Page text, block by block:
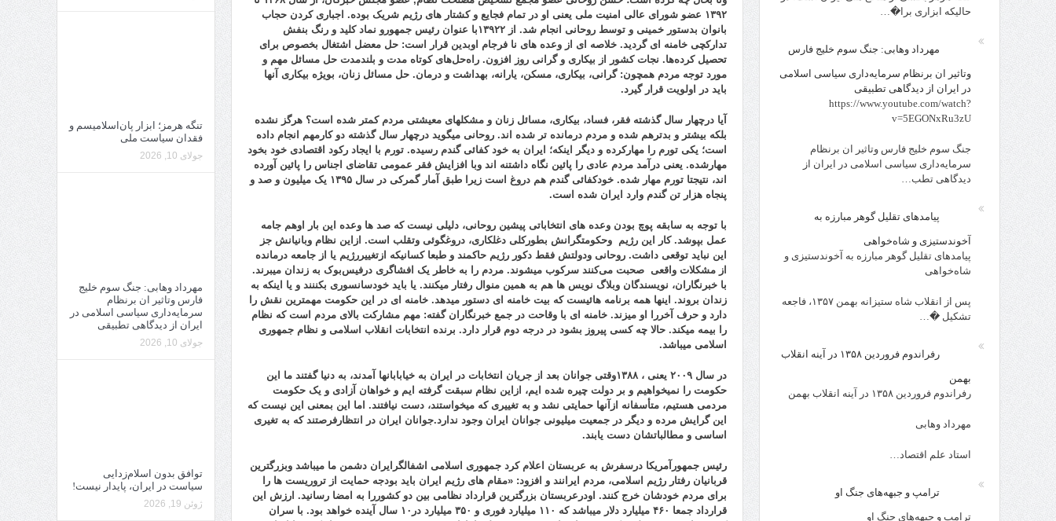
۱۳۹۲ عضو شورای عالی امنیت ملی یعنی او در تمام فجایع و کشتار های رژیم شریک بوده. اجباری کردن حجاب
بانوان بدستور خمینی و توسط روحانی انجام شد. از ۱۳۹۲۲با عنوان رئیس جمهورو نماد کلید و رنگ بنفش
تدارکچی خامنه ای گردید. خلاصه ای از وعده های نا فرجام اوبدین قرار است: حل معضل اشتغال بخصوص برای
تحصیل‌ کرده‌ها. نجات کشور از بیکاری و گرانی روز افزون. راه‌حل‌های کوتاه ‌مدت و بلندمدت حل مسائل مهم و
مورد توجه مردم همچون: گرانی، بیکاری، مسکن، یارانه، بهداشت و درمان. حل مسائل زنان، بویژه بیکاری آنها
باید در اولویت قرار گیرد.
یا درچهار سال گذشته فقر، فساد، بیکاری، مسائل زنان و مشکلهای معیشتی مردم کمتر شده است؟ هرگز نشده
بلکه بیشتر و بدترهم شده و مردم درمانده تر شده اند. روحانی میگوید درچهار سال گذشته دو کارمهم انجام داده
است؛ یکی تورم را مهارکرده و دیگر اینکه؛ ایران به خود کفائی گندم رسیده. تورم با ایجاد رکود اقتصادی خود بخود
مهارشده. یعنی درآمد مردم عادی را پائین نگاه داشتنه اند وبا افزایش فقر عمومی تقاضای اجناس را پائین آورده
اند، نتیجتا تورم مهار شده. خودکفائی گندم هم دروغ است زیرا طبق آمار گمرکی در سال ۱۳۹۵ یک میلیون و صد و
پنجاه هزار تن گندم وارد ایران شده است.
با توجه به سابقه پوچ بودن وعده های انتخاباتی پیشین روحانی، دلیلی نیست که صد ها وعده این بار اوهم جامه
عمل بپوشد. کار این رژیم وحکومتگرانش بطورکلی دغلکاری، دروغگوئی وتقلب است. ازاین نظام وبانیانش جز
این نباید توقعی داشت. روحانی ودولتش فقط دکور رژیم حاکمند و طبعا کسانیکه ازتغییررژیم یا از جامعه درمانده
از مشکلات واقعی صحبت می‌کنند سرکوب میشوند. مردم را به ‌خاطر یک افشاگری درفیس‌بوک به زندان میبرند.
با خبرنگاران، نویسندگان وبلاگ نویس ها هم به همین منوال رفتار میکنند. یا باید خودسانسوری بکننند و یا اینکه به
زندان بروند. اینها همه برنامه هائیست که بیت خامنه ای دستور میدهد. خامنه ای در این حکومت مهمترین نقش را
دارد و حرف آخررا او میزند. خامنه ای با وقاحت در جمع خبرنگاران گفته: مهم مشارکت بالای مردم است که نظام
را بیمه میکند. حالا چه کسی پیروز بشود در درجه دوم قرار دارد. برنده انتخابات انقلاب اسلامی و نظام جمهوری
اسلامی میباشد.
در سال ۲۰۰۹ یعنی ، ۱۳۸۸وقتی جوانان بعد از جریان انتخابات در ایران به خیابابانها آمدند، به دنیا گفتند ما این
حکومت را نمیخواهیم و بر دولت چیره شده ایم، ازاین نظام سبقت گرفته ایم و خواهان آزادی و یک حکومت
مردمی هستیم، متأسفانه ازآنها حمایتی نشد و به تغییری که میخواستند، دست نیافتند. اما این بمعنی این نیست که
این گرایش مرده و دیگر در جمعیت میلیونی جوانان ایران وجود ندارد.جوانان ایران در انتظارفرصتند که به تغیری
اساسی و مطالباتشان دست یابند.
رئیس جمهورآمریکا درسفرش به عربستان اعلام کرد جمهوری اسلامی اشفالگرایران دشمن ما میباشد وبزرگترین
قربانیان رفتار رژیم اسلامی، مردم ایرانند و افزود: «مقام های رژیم ایران باید بودجه حمایت از تروریست ها را
برای مردم خودشان خرج کنند. اودرعربستان بزرگترین قرارداد نظامی بین دو کشوررا به امضا رسانید. ارزش این
قراردادجمعا ۴۶۰ میلیارد دلار میباشد که ۱۱۰ میلیارد فوری و ۳۵۰ میلیارد در ۱۰ سال آینده خواهد بود. با سران
تنگه هرمز؛ ابزار پان‌اسلامیسم و
فقدان سیاست ملی
جولای 10, 2026
مهرداد وهابی: جنگ سوم خلیج
فارس وتاثیر ان برنظام
سرمایه‌داری سیاسی اسلامی در
ایران از دیدگاهی تطبیقی
جولای 10, 2026
توافق بدون اسلام‌زدایی
سیاست در ایران، پایدار نیست!
ژوئن 19, 2026
حالیکه ابزاری برا�…
مهرداد وهابی: جنگ سوم خلیج فارس
وتاثیر ان برنظام سرمایه‌داری سیاسی اسلامی
در ایران از دیدگاهی تطبیقی
https://www.youtube.com/watch?
v=5EGONxRu3zU
جنگ سوم خلیج فارس وتاثیر ان برنظام
سرمایه‌داری سیاسی اسلامی در ایران از
دیدگاهی تطب…
پیامدهای تقلیل گوهر مبارزه به
آخوندستیزی و شاه‌خواهی
پیامدهای تقلیل گوهر مبارزه به آخوندستیزی و
شاه‌خواهی
پس از انقلاب شاه ستیزانه بهمن ۱۳۵۷، فاجعه
تشکیل �…
رفراندوم فروردین ۱۳۵۸ در آینه انقلاب
بهمن
رفراندوم فروردین ۱۳۵۸ در آینه انقلاب بهمن
مهرداد وهابی
استاد علم اقتصاد…
ترامپ و جبهه‌های جنگ او
ترامپ و جبهه‌های جنگ او